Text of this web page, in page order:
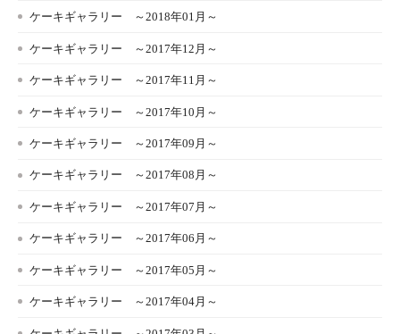
ケーキギャラリー ～2018年01月～
ケーキギャラリー ～2017年12月～
ケーキギャラリー ～2017年11月～
ケーキギャラリー ～2017年10月～
ケーキギャラリー ～2017年09月～
ケーキギャラリー ～2017年08月～
ケーキギャラリー ～2017年07月～
ケーキギャラリー ～2017年06月～
ケーキギャラリー ～2017年05月～
ケーキギャラリー ～2017年04月～